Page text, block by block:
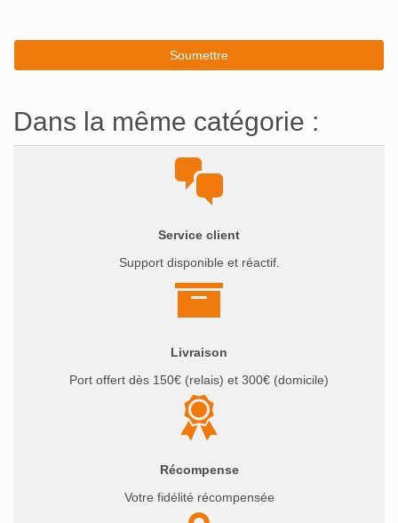
Dans la même catégorie :
Service client
Support disponible et réactif.
Livraison
Port offert dès 150€ (relais) et 300€ (domicile)
Récompense
Votre fidélité récompensée